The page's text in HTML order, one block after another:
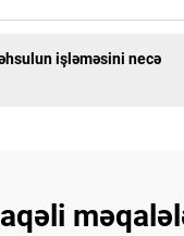
işləməsini necə